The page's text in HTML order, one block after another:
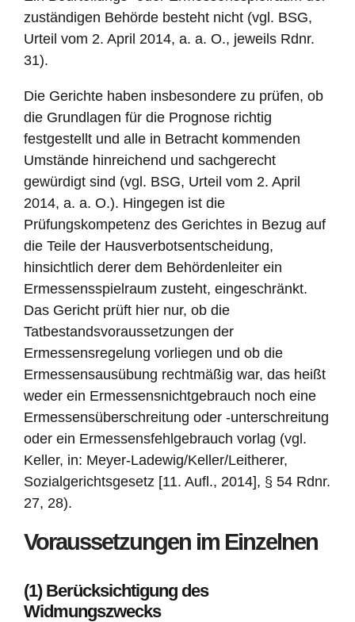
zuständigen Behörde besteht nicht (vgl. BSG,
Urteil vom 2. April 2014, a. a. O., jeweils Rdnr.
31).
Die Gerichte haben insbesondere zu prüfen, ob
die Grundlagen für die Prognose richtig
festgestellt und alle in Betracht kommenden
Umstände hinreichend und sachgerecht
gewürdigt sind (vgl. BSG, Urteil vom 2. April
2014, a. a. O.). Hingegen ist die
Prüfungskompetenz des Gerichtes in Bezug auf
die Teile der Hausverbotsentscheidung,
hinsichtlich derer dem Behördenleiter ein
Ermessensspielraum zusteht, eingeschränkt.
Das Gericht prüft hier nur, ob die
Tatbestandsvoraussetzungen der
Ermessensregelung vorliegen und ob die
Ermessensausübung rechtmäßig war, das heißt
weder ein Ermessensnichtgebrauch noch eine
Ermessensüberschreitung oder -unterschreitung
oder ein Ermessensfehlgebrauch vorlag (vgl.
Keller, in: Meyer-Ladewig/Keller/Leitherer,
Sozialgerichtsgesetz [11. Aufl., 2014], § 54 Rdnr.
27, 28).
Voraussetzungen im Einzelnen
(1) Berücksichtigung des
Widmungszwecks